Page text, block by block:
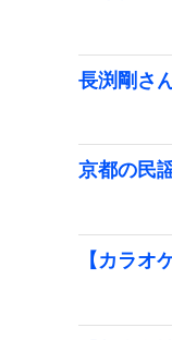
長渕剛さ
京都の民
【カラオ